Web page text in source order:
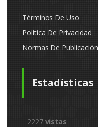
Términos De Uso
Política De Privacidad
Normas De Publicación
Estadísticas
2227 vistas